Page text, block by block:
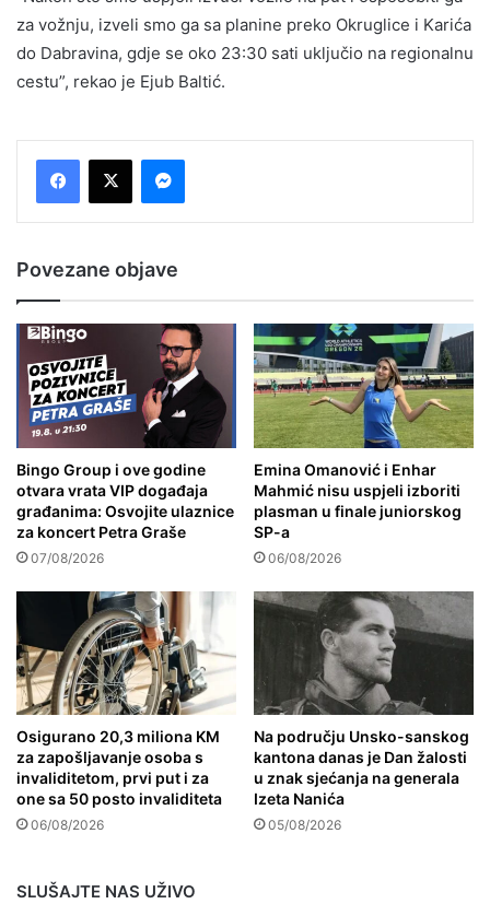
za vožnju, izveli smo ga sa planine preko Okruglice i Karića
do Dabravina, gdje se oko 23:30 sati uključio na regionalnu
cestu”, rekao je Ejub Baltić.
Povezane objave
Bingo Group i ove godine
otvara vrata VIP događaja
građanima: Osvojite ulaznice
za koncert Petra Graše
07/08/2026
Emina Omanović i Enhar
Mahmić nisu uspjeli izboriti
plasman u finale juniorskog
SP-a
06/08/2026
Osigurano 20,3 miliona KM
za zapošljavanje osoba s
invaliditetom, prvi put i za
one sa 50 posto invaliditeta
06/08/2026
Na području Unsko-sanskog
kantona danas je Dan žalosti
u znak sjećanja na generala
Izeta Nanića
05/08/2026
SLUŠAJTE NAS UŽIVO